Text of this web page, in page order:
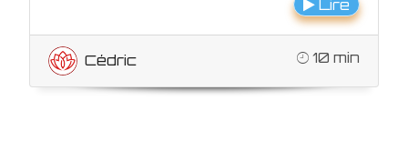
Lire
Cédric 10 min